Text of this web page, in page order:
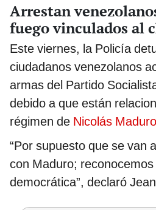
Arrestan
fuego vinculados al
Este viernes, la Policía
ciudadanos venezolanos
armas del Partido
debido a que están
régimen de Nicolás Maduro
“Por supuesto que se van
con Maduro;
democrática”, declaró